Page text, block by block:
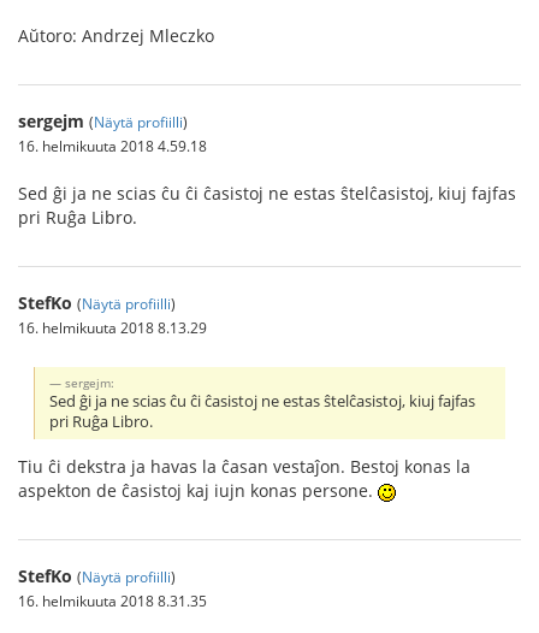
Aŭtoro: Andrzej Mleczko
sergejm (Näytä profiilli)
16. helmikuuta 2018 4.59.18
Sed ĝi ja ne scias ĉu ĉi ĉasistoj ne estas ŝtelĉasistoj, kiuj fajfas
pri Ruĝa Libro.
StefKo (Näytä profiilli)
16. helmikuuta 2018 8.13.29
sergejm:
Sed ĝi ja ne scias ĉu ĉi ĉasistoj ne estas ŝtelĉasistoj, kiuj fajfas
pri Ruĝa Libro.
Tiu ĉi dekstra ja havas la ĉasan vestaĵon. Bestoj konas la
aspekton de ĉasistoj kaj iujn konas persone.
StefKo (Näytä profiilli)
16. helmikuuta 2018 8.31.35